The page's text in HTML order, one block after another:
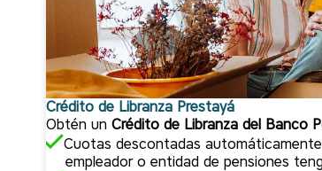
Crédito de Libranza Prestayá
Obtén un Crédito de Libranza del Banco
Cuotas descontadas
empleador o entidad de pensiones